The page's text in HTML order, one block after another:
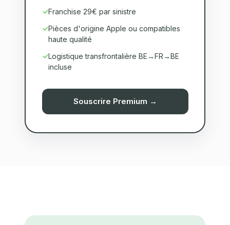
Franchise 29€ par sinistre
Pièces d'origine Apple ou compatibles
haute qualité
Logistique transfrontalière BE→FR→BE
incluse
Souscrire Premium →